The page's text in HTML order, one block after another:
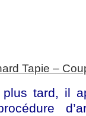
Tapie –
tard, il